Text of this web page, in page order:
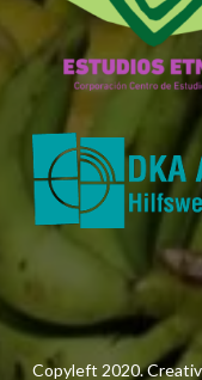
Copyleft 2020.